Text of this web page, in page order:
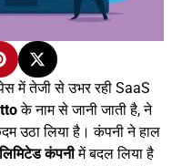
में तेजी से उभर रही SaaS
के नाम से जानी जाती है, ने
उठा लिया है। कंपनी ने हाल
कंपनीमें बदल लिया है